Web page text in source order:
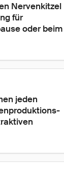
Nervenkitzel
für
oder beim
jeden